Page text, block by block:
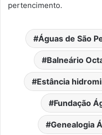
pertencimento.
Águas de São
Balneário
Estância
Fundação
Genealogia